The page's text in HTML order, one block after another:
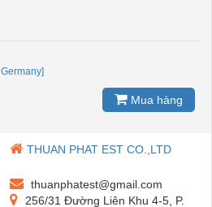
Germany]
Mua hàng
THUAN PHAT EST CO.,LTD
thuanphatest@gmail.com
256/31 Đường Liên Khu 4-5, P.